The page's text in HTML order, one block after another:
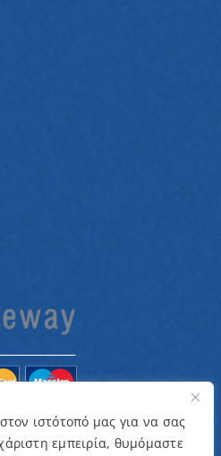
ιστότοπό μας για να σας
εμπειρία, θυμόμαστε
Σύνδεσμος για